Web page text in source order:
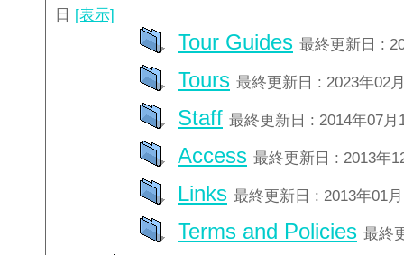
日 [表示]
Tour Guides 最終更新日 :
Tours 最終更新日 : 2023年02
Staff 最終更新日 : 2014年07
Access 最終更新日 : 2013年
Links 最終更新日 : 2013年01
Terms and Policies 最終